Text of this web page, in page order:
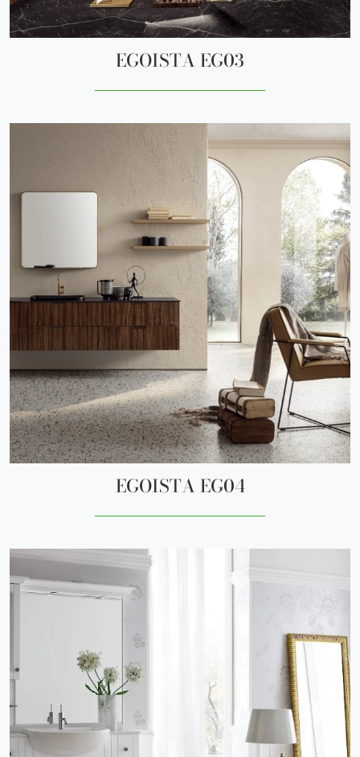
EGOISTA EG03
EGOISTA EG04